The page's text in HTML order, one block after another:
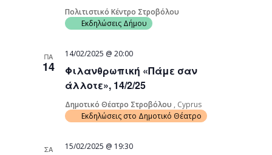
Πολιτιστικό Κέντρο Στροβόλου
Εκδηλώσεις Δήμου
ΠΑ
14
Φιλανθρωπική «Πάμε σαν
άλλοτε», 14/2/25
14/02/2025 @ 20:00
Δημοτικό Θέατρο Στροβόλου , Cyprus
Εκδηλώσεις στο Δημοτικό Θέατρο
ΣΑ 15/02/2025 @ 19:30